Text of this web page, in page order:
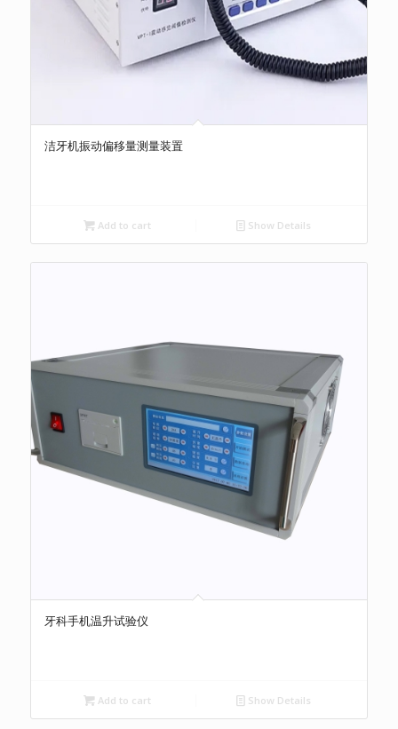
洁牙机振动偏移量测量装置
Add to cart Show Details
牙科手机温升试验仪
Add to cart Show Details